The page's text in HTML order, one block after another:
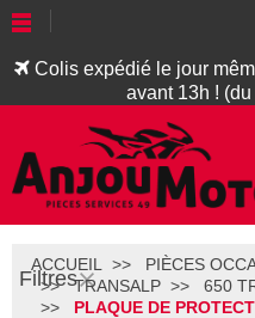
Colis expédié le jour
avant 13h !
Filtres
ACCUEIL PIÈCES
TRANSALP
650
PLAQUE DE